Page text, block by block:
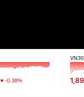
-0.38%
VN30